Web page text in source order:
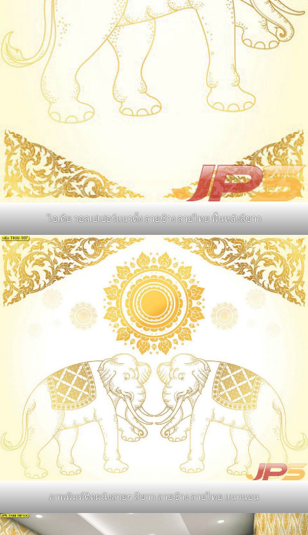
ไอเดีย วอลเปเปอร์แนวตั้ง ลายช้าง ลายไทย พื้นหลังสีขาว
ภาพพิมพ์ติดผนังสวยๆ สีขาว ลายช้าง ลายไทย แนวนอน